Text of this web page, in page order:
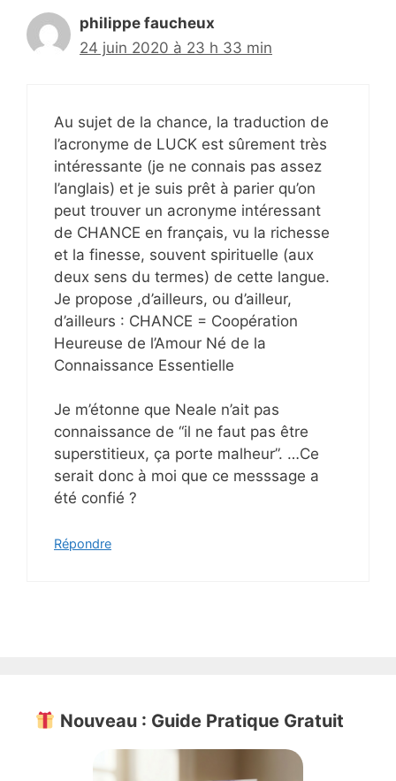
philippe faucheux
24 juin 2020 à 23 h 33 min
Au sujet de la chance, la traduction de
l’acronyme de LUCK est sûrement très
intéressante (je ne connais pas assez
l’anglais) et je suis prêt à parier qu’on
peut trouver un acronyme intéressant
de CHANCE en français, vu la richesse
et la finesse, souvent spirituelle (aux
deux sens du termes) de cette langue.
Je propose ,d’ailleurs, ou d’ailleur,
d’ailleurs : CHANCE = Coopération
Heureuse de l’Amour Né de la
Connaissance Essentielle
Je m’étonne que Neale n’ait pas
connaissance de “il ne faut pas être
superstitieux, ça porte malheur”. …Ce
serait donc à moi que ce messsage a
été confié ?
Répondre
Nouveau : Guide Pratique Gratuit